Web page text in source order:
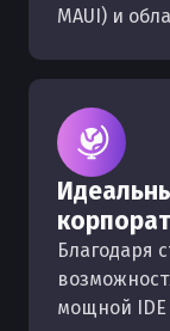
MAUI) и
Благодаря
мощной IDE